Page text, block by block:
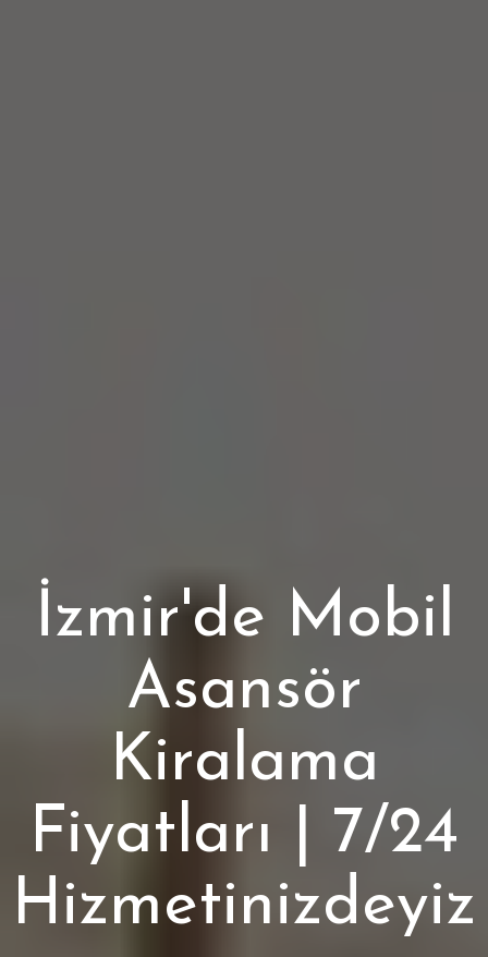
İzmir'de Mobil
Asansör
Kiralama
Fiyatları | 7/24
Hizmetinizdeyiz